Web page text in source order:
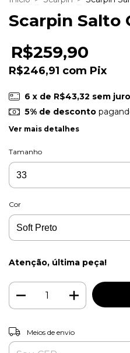
Scarpin Salto
R$259,90
R$246,91 com Pix
6 x de R$43,32 sem
5% de desconto
Ver mais detalhes
Tamanho
Cor
Atenção, última peça!
Entregas para o CEP:
Meios de envio